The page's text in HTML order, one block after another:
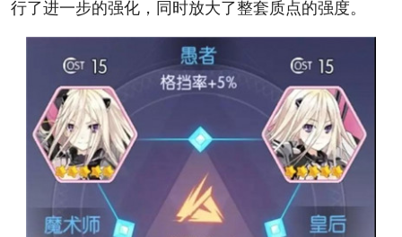
行了进一步的强化，同时放大了整套质点的强度。